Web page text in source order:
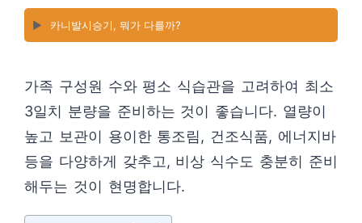
▶️ 카니발시승기, 뭐가 다를까?
가족 구성원 수와 평소 식습관을 고려하여 최소
3일치 분량을 준비하는 것이 좋습니다. 열량이
높고 보관이 용이한 통조림, 건조식품, 에너지바
등을 다양하게 갖추고, 비상 식수도 충분히 준비
해두는 것이 현명합니다.